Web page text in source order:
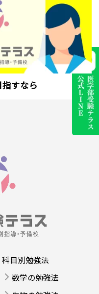
すなら
科目別勉強法
数学の勉強法